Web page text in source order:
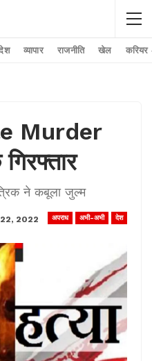
व्यापार राजनीति खेल करियर
Murder
ने कबूला जुल्म
अपराध अभी-अभी देश
2022